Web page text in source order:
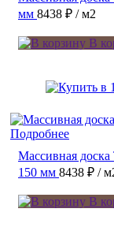
мм 8438 ₽ / м2
В
Подробнее
Массивная
150 мм 8438 ₽ /
В